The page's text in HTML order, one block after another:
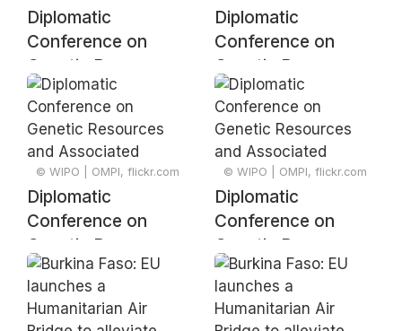
Diplomatic
Conference on
Genetic Resources
and Associated
Traditional
Knowledge –
Signing Ceremony
Diplomatic
Conference on
Genetic Resources
and Associated
Traditional
Knowledge –
Signing Ceremony
© WIPO | OMPI, flickr.com
Diplomatic
Conference on
Genetic Resources
and Associated
Traditional
Knowledge –
© WIPO | OMPI, flickr.com
Diplomatic
Conference on
Genetic Resources
and Associated
Traditional
Knowledge –